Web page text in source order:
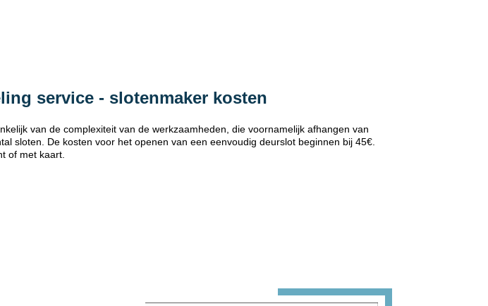
service - slotenmaker kosten
van de complexiteit van de werkzaamheden, die voornamelijk afhangen van
sloten. De kosten voor het openen van een eenvoudig deurslot beginnen bij 45€.
of met kaart.